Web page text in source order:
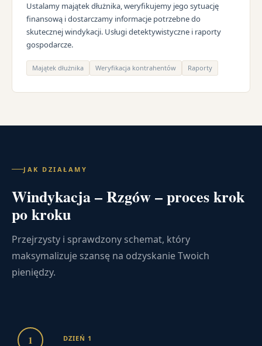
Ustalamy majątek dłużnika, weryfikujemy jego sytuację
finansową i dostarczamy informacje potrzebne do
skutecznej windykacji. Usługi detektywistyczne i raporty
gospodarcze.
Majątek dłużnika Weryfikacja kontrahentów Raporty
JAK DZIAŁAMY
Windykacja – Rzgów – proces krok
po kroku
Przejrzysty i sprawdzony schemat, który
maksymalizuje szansę na odzyskanie Twoich
pieniędzy.
1 DZIEŃ 1